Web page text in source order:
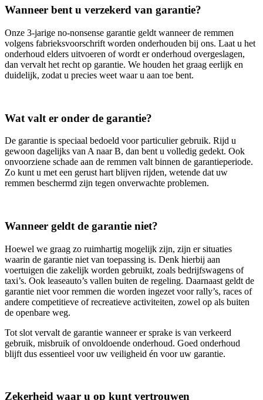
Wanneer bent u verzekerd van garantie?
Onze 3‑jarige no‑nonsense garantie geldt wanneer de remmen
volgens fabrieksvoorschrift worden onderhouden bij ons. Laat u het
onderhoud elders uitvoeren of wordt er onderhoud overgeslagen,
dan vervalt het recht op garantie. We houden het graag eerlijk en
duidelijk, zodat u precies weet waar u aan toe bent.
Wat valt er onder de garantie?
De garantie is speciaal bedoeld voor particulier gebruik. Rijd u
gewoon dagelijks van A naar B, dan bent u volledig gedekt. Ook
onvoorziene schade aan de remmen valt binnen de garantieperiode.
Zo kunt u met een gerust hart blijven rijden, wetende dat uw
remmen beschermd zijn tegen onverwachte problemen.
Wanneer geldt de garantie niet?
Hoewel we graag zo ruimhartig mogelijk zijn, zijn er situaties
waarin de garantie niet van toepassing is. Denk hierbij aan
voertuigen die zakelijk worden gebruikt, zoals bedrijfswagens of
taxi’s. Ook leaseauto’s vallen buiten de regeling. Daarnaast geldt de
garantie niet voor remmen die worden ingezet voor rally’s, races of
andere competitieve of recreatieve activiteiten, zowel op als buiten
de openbare weg.
Tot slot vervalt de garantie wanneer er sprake is van verkeerd
gebruik, misbruik of onvoldoende onderhoud. Goed onderhoud
blijft dus essentieel voor uw veiligheid én voor uw garantie.
Zekerheid waar u op kunt vertrouwen